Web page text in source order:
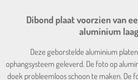
Dibond plaat voorzien van
aluminium laag
Deze geborstelde aluminium
ophangsysteem geleverd. De foto op
doek probleemloos schoon te maken. De